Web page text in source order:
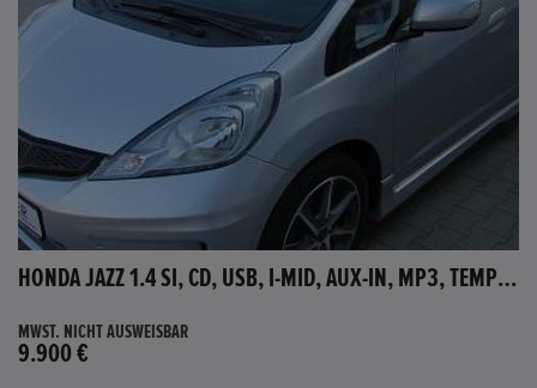
HONDA JAZZ 1.4 SI, CD, USB, I-MID, AUX-IN, MP3, TEMPOMAT
MWST. NICHT AUSWEISBAR
9.900 €